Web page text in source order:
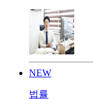
NEW
법률